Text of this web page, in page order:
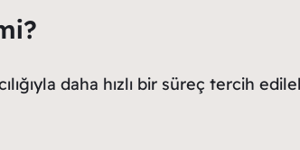
daha hızlı bir süreç tercih